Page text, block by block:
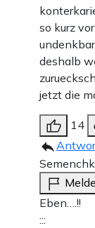
so kurz
undenkbar.
deshalb
jetzt die
14
Eben….!!
:::